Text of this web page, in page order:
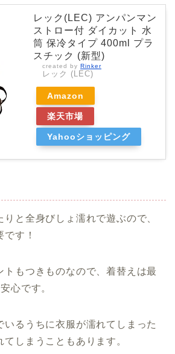
レック(LEC) アンパンマン
ストロー付 ダイカット 水
筒 保冷タイプ 400ml プラ
スチック (新型)
created by Rinker
レック (LEC)
Amazon
楽天市場
Yahooショッピング
と全身びしょ濡れで遊ぶので、
す！
トもつきものなので、着替えは最
心です。
いるうちに衣服が濡れてしまった
てしまうこともあります。